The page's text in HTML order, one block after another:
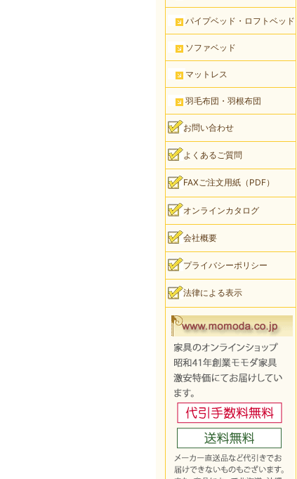
パイプベッド・ロフトベッド
ソファベッド
マットレス
羽毛布団・羽根布団
お問い合わせ
よくあるご質問
FAXご注文用紙（PDF）
オンラインカタログ
会社概要
プライバシーポリシー
法律による表示